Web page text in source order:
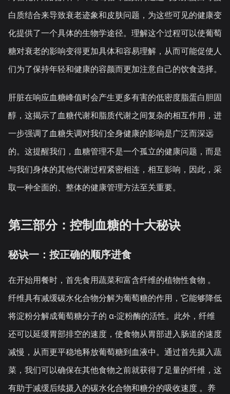
白质结合来导致衰老迹象和皮肤问题，为这些可见的健康变
化提供了一个具体的生物学途径。理解这个过程可以使葡萄
糖对衰老的影响变得更加具体和容易理解，从而可能促使人
们为了保持年轻和健康的容颜而更加注意自己的饮食选择。
肝脏在响应血糖峰值时会产生更多有害的低密度脂蛋白胆固
醇，这揭示了血糖代谢和脂质代谢之间复杂的相互作用，进
一步强调了血糖失调对我们全身健康的影响是广泛而深远
的。这提醒我们，血糖管理不是一个孤立的健康问题，而是
与我们身体的其他代谢过程紧密相连，相互影响，因此，采
取一种全面的、整体的健康管理方法至关重要。
第三部分：控制血糖的十大秘诀
秘诀一：按正确的顺序进食
在开始用餐时，首先食用蔬菜和富含纤维的植物性食物 。
纤维具有减缓碳水化合物分解为葡萄糖的作用，它能够降低
将淀粉分解成葡萄糖分子的 α-淀粉酶的活性。此外，纤维
还可以延缓胃部排空的速度，使食物从胃部进入肠道的速度
减慢，从而更平稳地释放葡萄糖到血液中。通过首先摄入蔬
菜，我们可以确保在其他食物之前就获得了足量的纤维，这
有助于减缓后续摄入的碳水化合物和糖分的吸收速度 。养